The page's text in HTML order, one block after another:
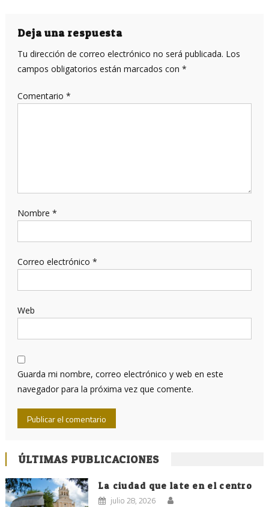
entradas
Deja una respuesta
Tu dirección de correo electrónico no será publicada. Los
campos obligatorios están marcados con *
Comentario *
Nombre *
Correo electrónico *
Web
Guarda mi nombre, correo electrónico y web en este
navegador para la próxima vez que comente.
ÚLTIMAS PUBLICACIONES
La ciudad que late en el centro
julio 28, 2026